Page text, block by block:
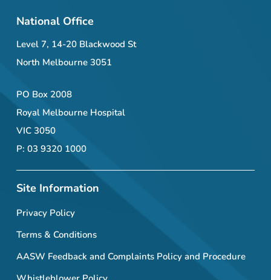
National Office
Level 7, 14-20 Blackwood St
North Melbourne 3051
PO Box 2008
Royal Melbourne Hospital
VIC 3050
P: 03 9320 1000
Site Information
Privacy Policy
Terms & Conditions
AASW Feedback and Complaints Policy and Procedure